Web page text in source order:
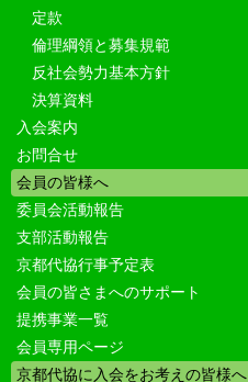
定款
倫理綱領と募集規範
反社会勢力基本方針
決算資料
入会案内
お問合せ
会員の皆様へ
委員会活動報告
支部活動報告
京都代協行事予定表
会員の皆さまへのサポート
提携事業一覧
会員専用ページ
京都代協に入会をお考えの皆様へ